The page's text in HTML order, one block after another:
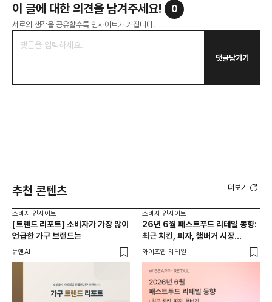
이 글에 대한 의견을 남겨주세요! 0
서로의 생각을 공유할수록 인사이트가 커집니다.
댓글남기기
추천 콘텐츠 더보기
소비자 인사이트
[트렌드 리포트] 소비자가 가장 많이
언급한 가구 브랜드는
뉴엔AI
소비자 인사이트
26년 6월 패스트푸드 리테일 동향:
최근 치킨, 피자, 햄버거 시장
동향은?
와이즈앱·리테일